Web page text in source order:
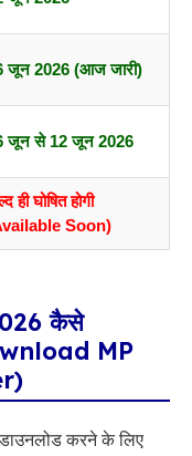
जून 2026 (आज जारी)
जून से 12 जून 2026
ही घोषित होगी
Soon)
कैसे
MP
करने के लिए